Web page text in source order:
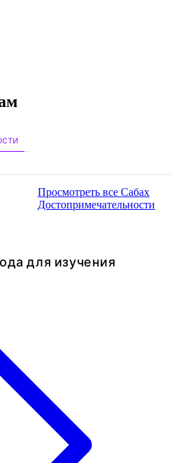
Просмотреть все Сабах
Достопримечательности
для изучения